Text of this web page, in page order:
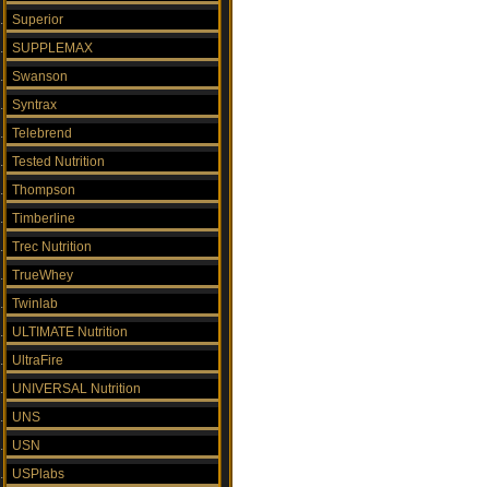
Superior
SUPPLEMAX
Swanson
Syntrax
Telebrend
Tested Nutrition
Thompson
Timberline
Trec Nutrition
TrueWhey
Twinlab
ULTIMATE Nutrition
UltraFire
UNIVERSAL Nutrition
UNS
USN
USPlabs